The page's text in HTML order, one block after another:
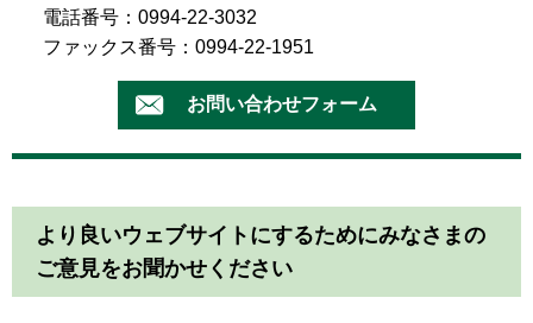
電話番号：0994-22-3032
ファックス番号：0994-22-1951
より良いウェブサイトにするためにみなさまの
ご意見をお聞かせください